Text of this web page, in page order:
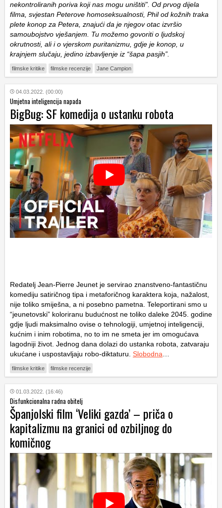
nekontroliranih poriva koji nas mogu uništiti”. Od prvog dijela
filma, svjestan Peterove homoseksualnosti, Phil od kožnih traka
plete konop za Petera, znajući da je njegov otac izvršio
samoubojstvo vješanjem. Tu možemo govoriti o ljudskoj
okrutnosti, ali i o vjerskom puritanizmu, gdje je konop, u
krajnjem slučaju, jedino izbavljenje iz “šapa pasjih”.
filmske kritike filmske recenzije Jane Campion
04.03.2022. (00:00)
Umjetna inteligencija napada
BigBug: SF komedija o ustanku robota
Redatelj Jean-Pierre Jeunet je servirao znanstveno-fantastičnu
komediju satiričnog tipa i metaforičnog karaktera koja, nažalost,
nije toliko smiješna, a ni posebno pametna. Teleportirani smo u
“jeunetovski” koloriranu budućnost ne toliko daleke 2045. godine
gdje ljudi maksimalno ovise o tehnologiji, umjetnoj inteligenciji,
kućnim i inim robotima, no to im ne smeta jer im omogućava
lagodniji život. Jednog dana dolazi do ustanka robota, zatvaraju
ukućane i uspostavljaju robo-diktaturu. Slobodna
filmske kritike filmske recenzije
01.03.2022. (16:46)
Disfunkcionalna radna obitelj
Španjolski film ‘Veliki gazda’ – priča o
kapitalizmu na granici od ozbiljnog do
komičnog